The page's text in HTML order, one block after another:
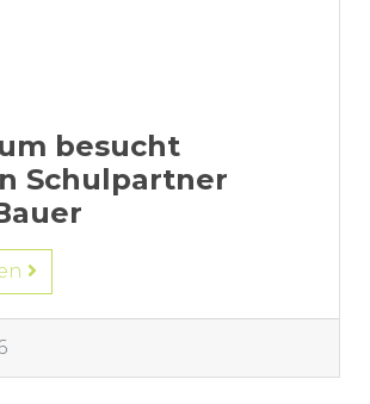
besucht
Schulpartner